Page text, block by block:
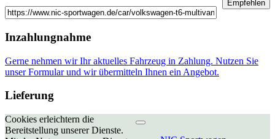
Inzahlungnahme
Gerne nehmen wir Ihr aktuelles Fahrzeug in Zahlung. Nutzen Sie
unser Formular und wir übermitteln Ihnen ein Angebot.
Lieferung
Cookies erleichtern die
Bereitstellung unserer Dienste.